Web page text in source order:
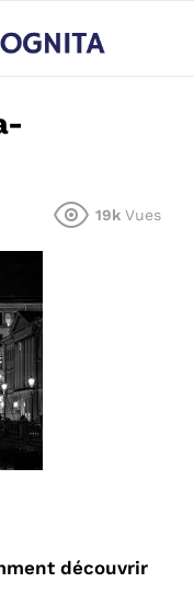
19k Vues
découvrir